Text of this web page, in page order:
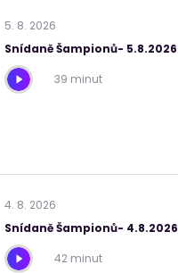
5. 8. 2026
Snídaně Šampionů- 5.8.2026
39 minut
4. 8. 2026
Snídaně Šampionů- 4.8.2026
42 minut